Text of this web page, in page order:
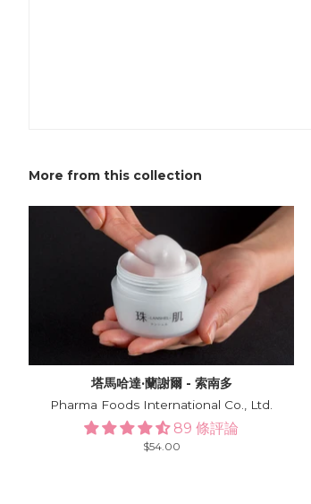
More from this collection
塔馬哈達·蘭謝爾 - 索南多
Pharma Foods International Co., Ltd.
89 條評論
Regular
$54.00